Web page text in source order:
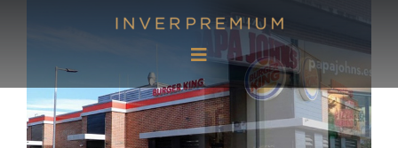
Toggle
Navigation
Oportunidades de inversión